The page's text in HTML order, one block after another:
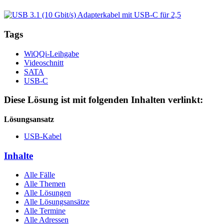
Tags
WiQQi-Leihgabe
Videoschnitt
SATA
USB-C
Diese Lösung ist mit folgenden Inhalten verlinkt:
Lösungsansatz
USB-Kabel
Inhalte
Alle Fälle
Alle Themen
Alle Lösungen
Alle Lösungsansätze
Alle Termine
Alle Adressen